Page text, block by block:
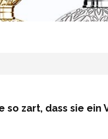
so zart, dass sie ein